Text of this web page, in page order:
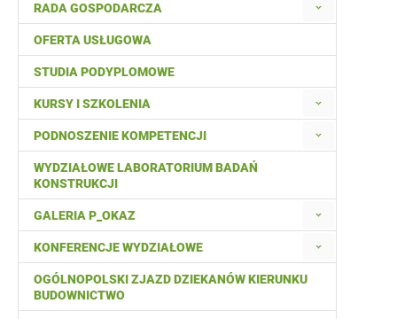
RADA GOSPODARCZA
OFERTA USŁUGOWA
STUDIA PODYPLOMOWE
KURSY I SZKOLENIA
PODNOSZENIE KOMPETENCJI
WYDZIAŁOWE LABORATORIUM BADAŃ
KONSTRUKCJI
GALERIA P_OKAZ
KONFERENCJE WYDZIAŁOWE
OGÓLNOPOLSKI ZJAZD DZIEKANÓW KIERUNKU
BUDOWNICTWO